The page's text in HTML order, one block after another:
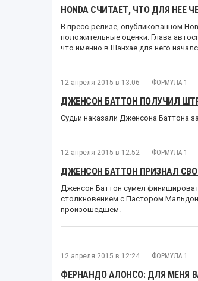
HONDA СЧИТАЕТ, ЧТО ДЛЯ НЕЕ
В пресс-релизе, опубликованном
положительные оценки. Глава
что именно в Шанхае для него
12 апреля 2015 в 13:06 ФОРМУЛА 1
ДЖЕНСОН БАТТОН ПОЛУЧИЛ
Судьи наказали Дженсона Баттона
12 апреля 2015 в 12:52 ФОРМУЛА 1
ДЖЕНСОН БАТТОН ПРИЗНАЛ
Дженсон Баттон сумел
столкновением с Пастором
произошедшем.
12 апреля 2015 в 12:24 ФОРМУЛА 1
ФЕРНАНДО АЛОНСО: ДЛЯ МЕНЯ